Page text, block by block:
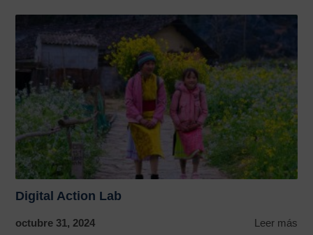
Digital Action Lab
octubre 31, 2024 Leer más